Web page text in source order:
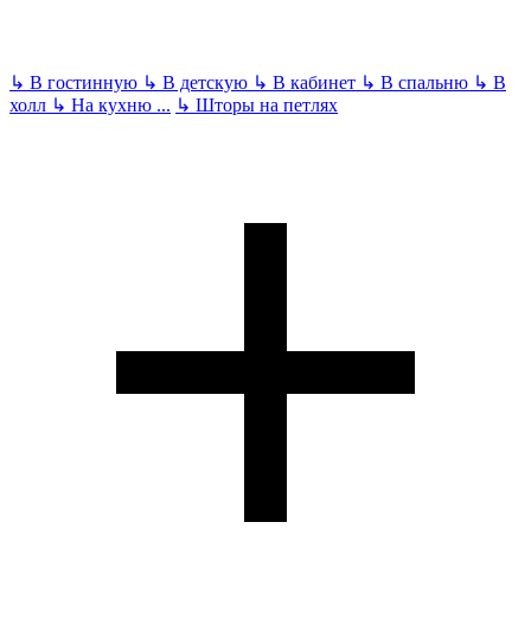
↳ В гостинную ↳ В детскую ↳ В кабинет ↳ В спальню ↳ В
холл ↳ На кухню ... ↳ Шторы на петлях